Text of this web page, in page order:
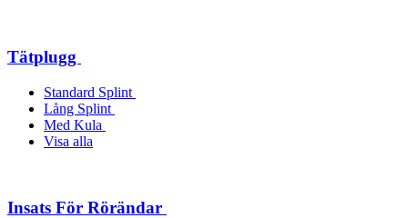
Tätplugg
Standard Splint
Lång Splint
Med Kula
Visa alla
Insats För Rörändar